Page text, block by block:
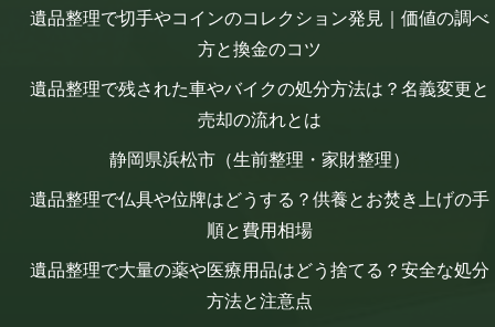
遺品整理で切手やコインのコレクション発見｜価値の調べ
方と換金のコツ
遺品整理で残された車やバイクの処分方法は？名義変更と
売却の流れとは
静岡県浜松市（生前整理・家財整理）
遺品整理で仏具や位牌はどうする？供養とお焚き上げの手
順と費用相場
遺品整理で大量の薬や医療用品はどう捨てる？安全な処分
方法と注意点